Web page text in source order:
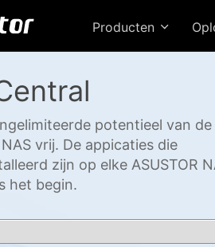
Producten
potentieel van de
NAS vrij. De appicaties die
zijn op elke ASUSTOR
het begin.